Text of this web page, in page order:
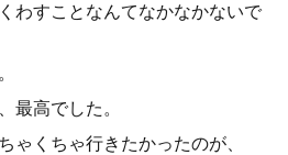
わすことなんてなかなかないで
最高でした。
ゃくちゃ行きたかったのが、